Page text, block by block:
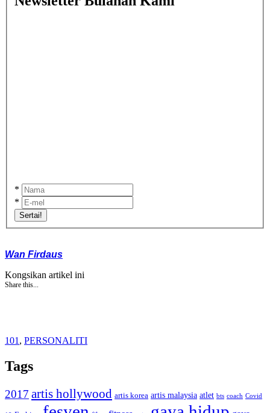
*
*
Sertai!
Wan Firdaus
Kongsikan artikel ini
Share this...
101 , PERSONALITI
Tags
2017 artis hollywood artis korea artis malaysia atlet bts coach Covid